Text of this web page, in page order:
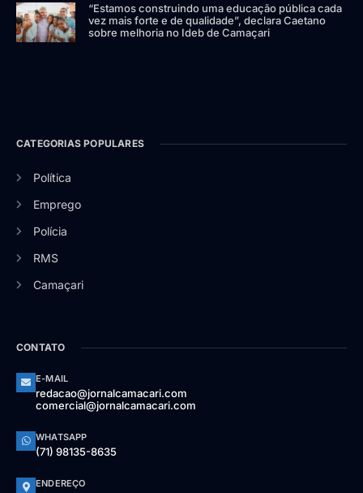
“Estamos construindo uma educação pública cada
vez mais forte e de qualidade”, declara Caetano
sobre melhoria no Ideb de Camaçari
CATEGORIAS POPULARES
Política
Emprego
Polícia
RMS
Camaçari
CONTATO
E-MAIL
redacao@jornalcamacari.com
comercial@jornalcamacari.com
WHATSAPP
(71) 98135-8635
ENDEREÇO